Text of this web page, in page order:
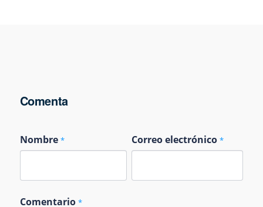
Comenta
Nombre * Correo electrónico *
Comentario *